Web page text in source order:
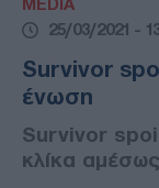
MEDIA
25/03/2021 -
Survivor
ένωση
Survivor
κλίκα